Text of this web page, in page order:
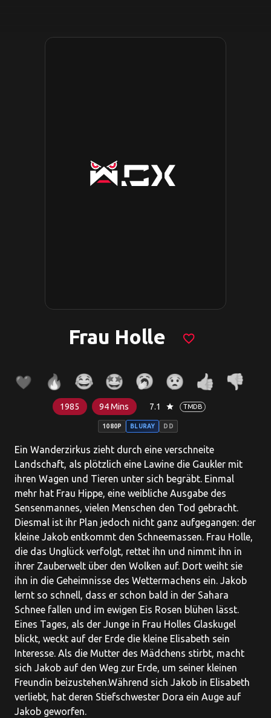
Frau Holle favorite_border
1985 94 Mins 7.1 star TMDB
1080P BLURAY DD
Ein Wanderzirkus zieht durch eine verschneite
Landschaft, als plötzlich eine Lawine die Gaukler mit
ihren Wagen und Tieren unter sich begräbt. Einmal
mehr hat Frau Hippe, eine weibliche Ausgabe des
Sensenmannes, vielen Menschen den Tod gebracht.
Diesmal ist ihr Plan jedoch nicht ganz aufgegangen: der
kleine Jakob entkommt den Schneemassen. Frau Holle,
die das Unglück verfolgt, rettet ihn und nimmt ihn in
ihrer Zauberwelt über den Wolken auf. Dort weiht sie
ihn in die Geheimnisse des Wettermachens ein. Jakob
lernt so schnell, dass er schon bald in der Sahara
Schnee fallen und im ewigen Eis Rosen blühen lässt.
Eines Tages, als der Junge in Frau Holles Glaskugel
blickt, weckt auf der Erde die kleine Elisabeth sein
Interesse. Als die Mutter des Mädchens stirbt, macht
sich Jakob auf den Weg zur Erde, um seiner kleinen
Freundin beizustehen.Während sich Jakob in Elisabeth
verliebt, hat deren Stiefschwester Dora ein Auge auf
Jakob geworfen.